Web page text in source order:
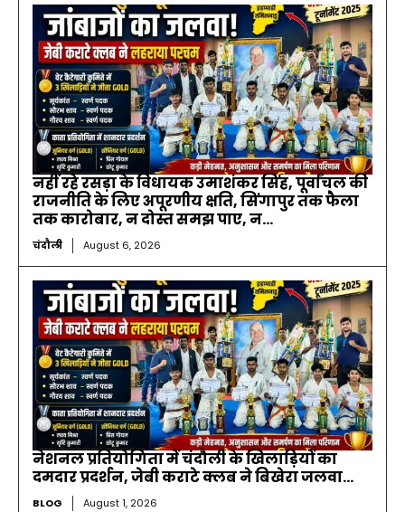
नहीं रहे रसड़ा के विधायक उमाशंकर सिंह, पूर्वांचल की
राजनीति के लिए अपूरणीय क्षति, सिंगापुर तक फैला
तक कारोबार, न दोस्त समझ पाए, न...
चंदौली August 6, 2026
नेशनल प्रतियोगिता में चंदौली के खिलाड़ियों का
दमदार प्रदर्शन, जेबी कराटे क्लब ने बिखेरा जलवा…
BLOG August 1, 2026